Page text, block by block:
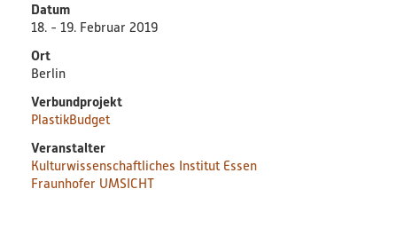
Factsheets
Weitere Produkte
Leitfäden & Handbücher
Technologien & Verfahren
Datum
18. - 19. Februar 2019
Ort
Berlin
Verbundprojekt
PlastikBudget
Veranstalter
Kulturwissenschaftliches Institut Essen
Fraunhofer UMSICHT